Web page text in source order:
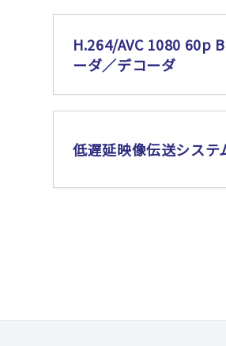
H.264/AVC 1080 60p
ーダ／デコーダ
低遅延映像伝送シス